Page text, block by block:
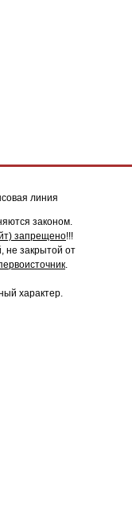
линия
законом.
запрещено!!!
не закрытой от
.
характер.